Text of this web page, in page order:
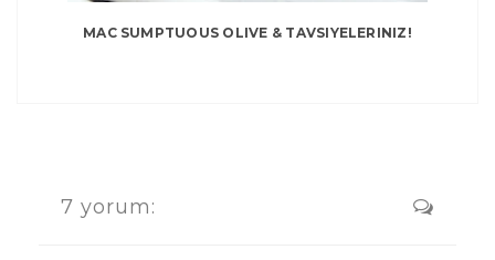
MAC SUMPTUOUS OLIVE & TAVSIYELERINIZ!
7 yorum: